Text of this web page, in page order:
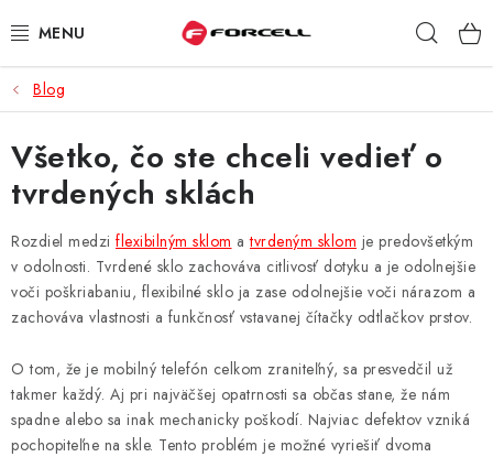
na
PUZDRÁ A OBALY
TVRDENÉ SKLÁ
DÁTOVÉ KÁBLE
NABÍJAČKY
DRŽIAKY NA MOBIL
BATÉRIE DO MOBILOV
ŠPORT A HOBBY
Blog
Všetko, čo ste chceli vedieť o
tvrdených sklách
Rozdiel medzi flexibilným sklom atvrdeným sklom je predovšetkým
v odolnosti. Tvrdené sklo zachováva citlivosť dotyku a je odolnejšie
voči poškriabaniu, flexibilné sklo ja zase odolnejšie voči nárazom a
zachováva vlastnosti a funkčnosť vstavanej čítačky odtlačkov prstov.
O tom, že je mobilný telefón celkom zraniteľný, sa presvedčil už
takmer každý. Aj pri najväčšej opatrnosti sa občas stane, že nám
spadne alebo sa inak mechanicky poškodí. Najviac defektov vzniká
pochopiteľne na skle. Tento problém je možné vyriešiť dvoma